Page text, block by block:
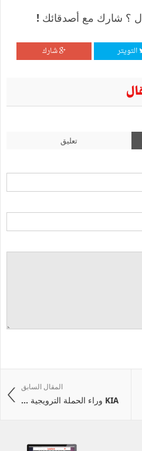
؟ شارك مع أصدقائك !
التويتر شارك
تعليق
المقال السابق
KIA وراء الحملة الترويجية ...